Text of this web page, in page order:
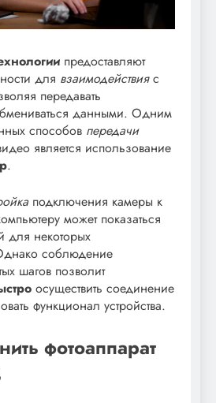
предоставляют
для взаимодействияс
передавать
данными. Одним
способов передачи
является использование
.
подключения камеры к
может показаться
для некоторых
соблюдение
шагов позволит
осуществить соединение
функционал устройства.
фотоаппарат